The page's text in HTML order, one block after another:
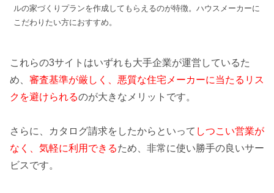
ルの家づくりプランを作成してもらえるのが特徴。ハウスメーカーに
こだわりたい方におすすめ。
これらの3サイトはいずれも大手企業が運営しているた
め、 審査基準が厳しく、悪質な住宅メーカーに当たるリス
クを避けられるのが大きなメリットです。
さらに、カタログ請求をしたからといって しつこい営業が
なく、気軽に利用できるため、非常に使い勝手の良いサー
ビスです。